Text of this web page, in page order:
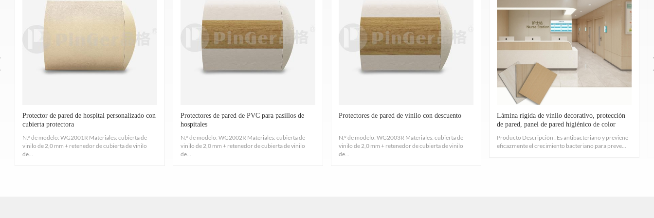
Proporcionar pasamanos que cumplan con la clasificación de fuego EN13501 - 1 Clase B. EXPLOSIÓN DE LLAMA Y HUMO: ASTM E84, CLASE A, la concentración de
humo está calificada, no es tóxica y no hay goteo al quemarse.
2.
Resistencia a hongos y bacterias
El material de resina es rico en iones de plata, lo que inhibe el crecimiento de hongos en la superficie del panel de pared, como el crecimiento de organismos patógenos como
Escherichia coli, Staphylococcus aureus. Prueba antibacteriana: JISZ2801: 2010.
ASTM G21-15, Excelente, a prueba de humedad y moho, inhibe Aspergillius brasiliensis, cuerda de penicillium, moho germinado de tallo corto, cáscara peluda bulbar y
4.Quema horizontal
Según pruebas realizadas de acuerdo con los procedimientos especificados en UL94HB, Método de prueba estándar para velocidad de combustión y/o extensión y tiempo de
Protector de pared de hospital personalizado con
cubierta protectora
N.° de modelo: WG2001R Materiales: cubierta de
vinilo de 2,0 mm + retenedor de cubierta de vinilo
de...
Protectores de pared de PVC para pasillos de
hospitales
N.° de modelo: WG2002R Materiales: cubierta de
vinilo de 2,0 mm + retenedor de cubierta de vinilo
de...
Protectores de pared de vinilo con descuento
N.° de modelo: WG2003R Materiales: cubierta de
vinilo de 2,0 mm + retenedor de cubierta de vinilo
de...
Lámina rígida de vinilo decorativo, protección
de pared, panel de pared higiénico de color
Producto Descripción : Es antibacteriano y previene
eficazmente el crecimiento bacteriano para preve...